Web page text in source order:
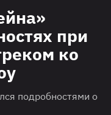
при
ко
подробностями о